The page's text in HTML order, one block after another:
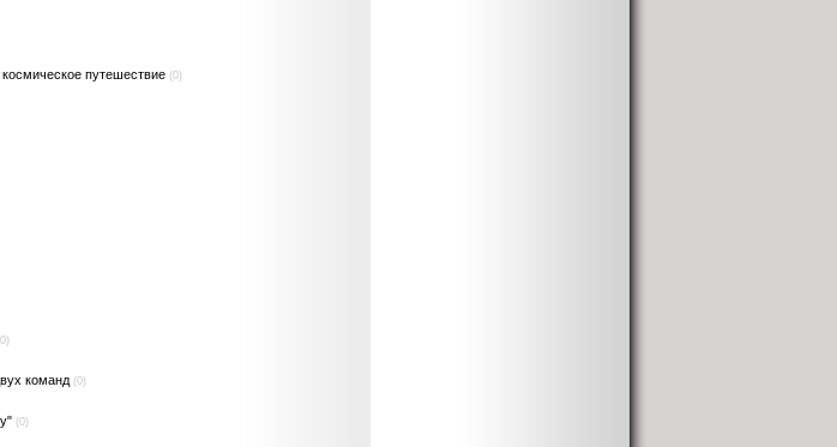
путешествие (0)
команд (0)
(0)